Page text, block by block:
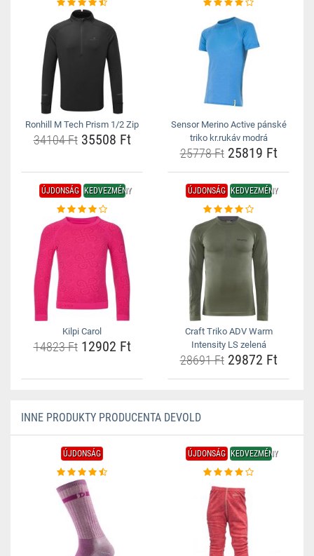
Ronhill M Tech Prism 1/2 Zip
34104 Ft35508 Ft
Sensor Merino Active pánské
triko kr.rukáv modrá
25778 Ft25819 Ft
ÚJDONSÁG KEDVEZMÉNY
Kilpi Carol
14823 Ft12902 Ft
ÚJDONSÁG KEDVEZMÉNY
Craft Triko ADV Warm
Intensity LS zelená
28691 Ft29872 Ft
INNE PRODUKTY PRODUCENTA DEVOLD
ÚJDONSÁG ÚJDONSÁG KEDVEZMÉNY